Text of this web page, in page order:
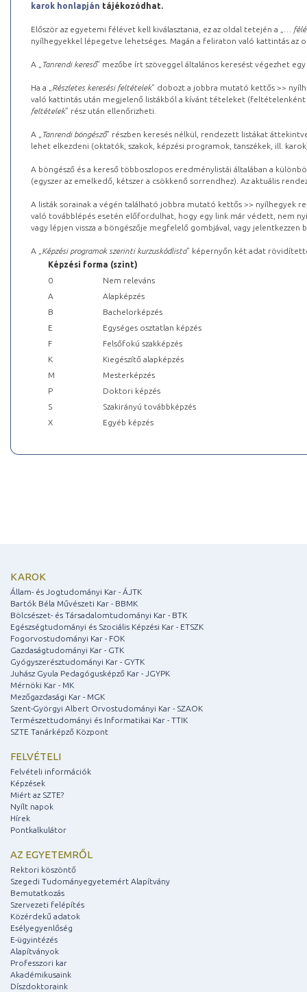
karok honlapján tájékozódhat.
Először az egyetemi félévet kell kiválasztania, ez az oldal tetején a „
…
nyílhegyekkel lépegetve lehetséges. Magán a feliraton való kattintás az
A „ Tanrendi kereső” mezőbe írt szöveggel általános keresést végezhet
Ha a „ Részletes keresési feltételek” dobozt a jobbra mutató kettős >>
való kattintás után megjelenő listákból a kívánt tételeket (feltételenként
feltételek” rész után ellenőrizheti.
A „ Tanrendi böngésző” részben keresés nélkül, rendezett listákat
lehet elkezdeni (oktatók, szakok, képzési programok, tanszékek, ill.
A böngésző és a kereső többoszlopos eredménylistái általában a
(egyszer az emelkedő, kétszer a csökkenő sorrendhez). Az aktuális
A listák sorainak a végén található jobbra mutató kettős >> nyílhegyek
való továbblépés esetén előfordulhat, hogy egy link már védett, nem
vagy lépjen vissza a böngészője megfelelő gombjával, vagy
A „ Képzési programok szerinti kurzuskódlista” képernyőn két adat
Képzési forma (szint)
0
Nem releváns
A
Alapképzés
B
Bachelorképzés
E
Egységes osztatlan képzés
F
Felsőfokú szakképzés
K
Kiegészítő alapképzés
M
Mesterképzés
P
Doktori képzés
S
Szakirányú továbbképzés
X
Egyéb képzés
KAROK
Állam- és Jogtudományi Kar - ÁJTK
Bartók Béla Művészeti Kar - BBMK
Bölcsészet- és Társadalomtudományi Kar - BTK
Egészségtudományi és Szociális Képzési Kar - ETSZK
Fogorvostudományi Kar - FOK
Gazdaságtudományi Kar - GTK
Gyógyszerésztudományi Kar - GYTK
Juhász Gyula Pedagógusképző Kar - JGYPK
Mérnöki Kar - MK
Mezőgazdasági Kar - MGK
Szent-Györgyi Albert Orvostudományi Kar - SZAOK
Természettudományi és Informatikai Kar - TTIK
SZTE Tanárképző Központ
FELVÉTELI
Felvételi információk
Képzések
Miért az SZTE?
Nyílt napok
Hírek
Pontkalkulátor
AZ EGYETEMRŐL
Rektori köszöntő
Szegedi Tudományegyetemért Alapítvány
Bemutatkozás
Szervezeti felépítés
Közérdekű adatok
Esélyegyenlőség
E-ügyintézés
Alapítványok
Professzori kar
Akadémikusaink
Díszdoktoraink